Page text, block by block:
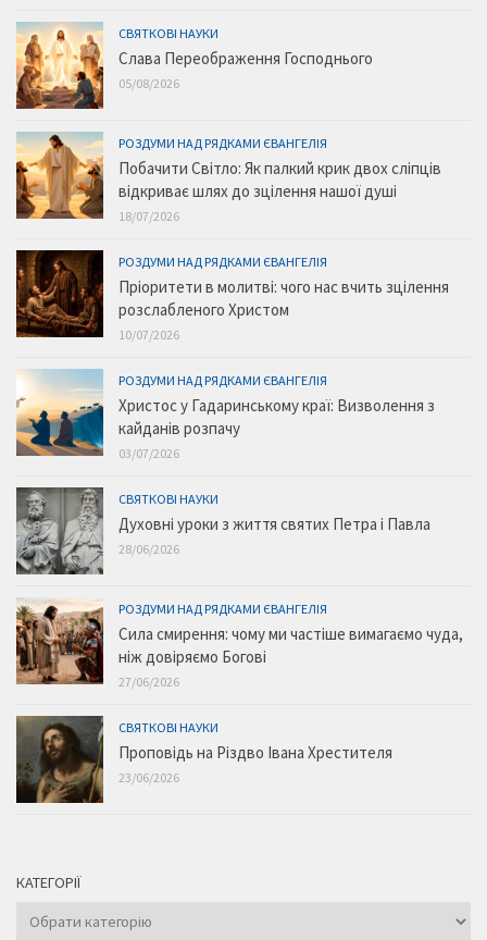
СВЯТКОВІ НАУКИ
Слава Переображення Господнього
05/08/2026
РОЗДУМИ НАД РЯДКАМИ ЄВАНГЕЛІЯ
Побачити Світло: Як палкий крик двох сліпців
відкриває шлях до зцілення нашої душі
18/07/2026
РОЗДУМИ НАД РЯДКАМИ ЄВАНГЕЛІЯ
Пріоритети в молитві: чого нас вчить зцілення
розслабленого Христом
10/07/2026
РОЗДУМИ НАД РЯДКАМИ ЄВАНГЕЛІЯ
Христос у Гадаринському краї: Визволення з
кайданів розпачу
03/07/2026
СВЯТКОВІ НАУКИ
Духовні уроки з життя святих Петра і Павла
28/06/2026
РОЗДУМИ НАД РЯДКАМИ ЄВАНГЕЛІЯ
Сила смирення: чому ми частіше вимагаємо чуда,
ніж довіряємо Богові
27/06/2026
СВЯТКОВІ НАУКИ
Проповідь на Різдво Івана Хрестителя
23/06/2026
КАТЕГОРІЇ
Категорії